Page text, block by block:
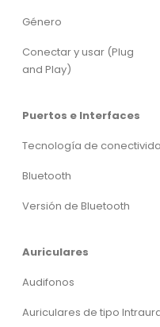
Género
Conectar y usar (Plug
and Play)
Puertos e Interfaces
Tecnología de
Bluetooth
Versión de Bluetooth
Auriculares
Audifonos
Auriculares de tipo